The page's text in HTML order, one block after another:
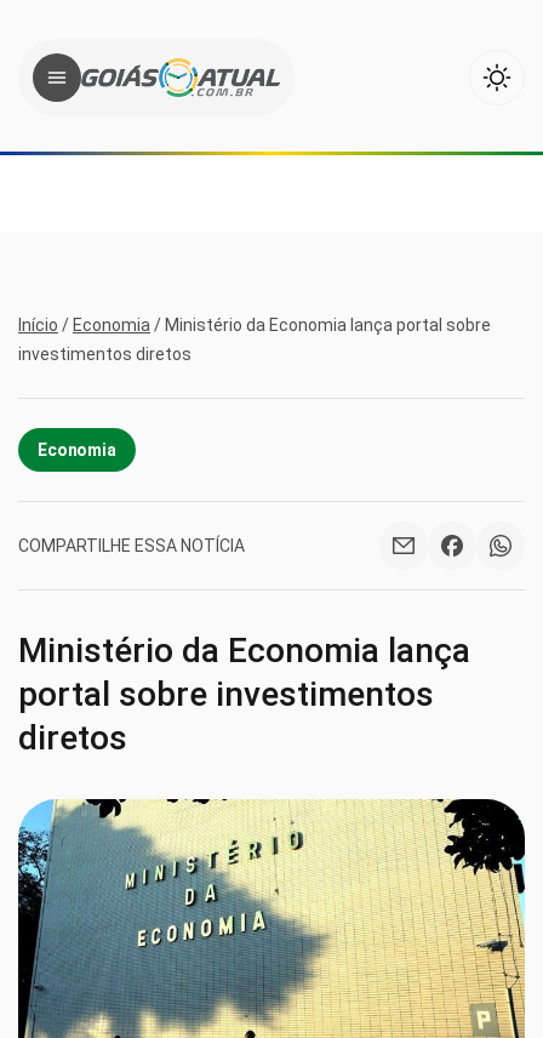
Início / Economia / Ministério da Economia lança portal sobre
investimentos diretos
Economia
COMPARTILHE ESSA NOTÍCIA
Ministério da Economia lança
portal sobre investimentos
diretos